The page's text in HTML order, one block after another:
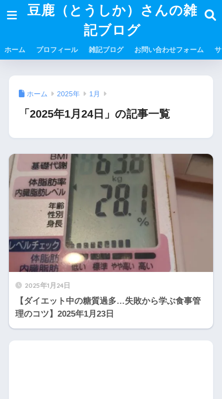
豆鹿（とうしか）さんの雑
記ブログ
ホーム プロフィール 雑記ブログ お問い合わせフォーム
ホーム 2025年 1月
「2025年1月24日」の記事一覧
2025年1月24日
【ダイエット中の糖質過多…失敗から学ぶ食事管
理のコツ】2025年1月23日